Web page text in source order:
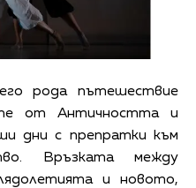
рода пътешествие
от Античността и
дни с препратки към
Връзката между
и новото,